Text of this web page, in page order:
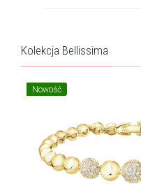
Kolekcja Bellissima
Nowość